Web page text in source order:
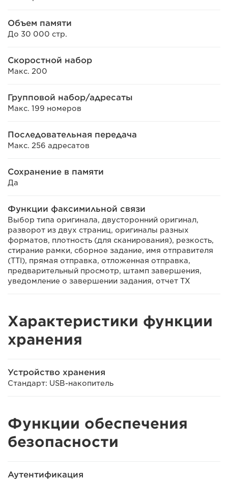
Объем памяти
До 30 000 стр.
Скоростной набор
Макс. 200
Групповой набор/адресаты
Макс. 199 номеров
Последовательная передача
Макс. 256 адресатов
Сохранение в памяти
Да
Функции факсимильной связи
Выбор типа оригинала, двусторонний оригинал,
разворот из двух страниц, оригиналы разных
форматов, плотность (для сканирования), резкость,
стирание рамки, сборное задание, имя отправителя
(TTI), прямая отправка, отложенная отправка,
предварительный просмотр, штамп завершения,
уведомление о завершении задания, отчет TX
Характеристики функции
хранения
Устройство хранения
Стандарт: USB-накопитель
Функции обеспечения
безопасности
Аутентификация